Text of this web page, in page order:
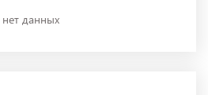
нет данных